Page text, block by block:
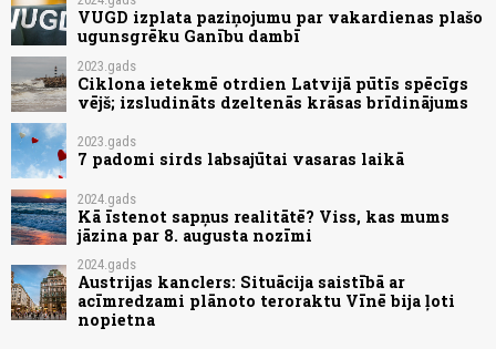
VUGD izplata paziņojumu par vakardienas plašo
ugunsgrēku Ganību dambī
2023.gads
Ciklona ietekmē otrdien Latvijā pūtīs spēcīgs
vējš; izsludināts dzeltenās krāsas brīdinājums
2023.gads
7 padomi sirds labsajūtai vasaras laikā
2024.gads
Kā īstenot sapņus realitātē? Viss, kas mums
jāzina par 8. augusta nozīmi
2024.gads
Austrijas kanclers: Situācija saistībā ar
acīmredzami plānoto teroraktu Vīnē bija ļoti
nopietna